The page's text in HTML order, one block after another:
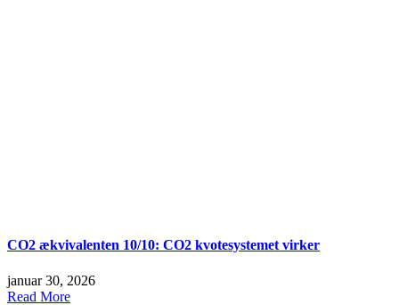
CO2 ækvivalenten 10/10: CO2 kvotesystemet virker
januar 30, 2026
Read More